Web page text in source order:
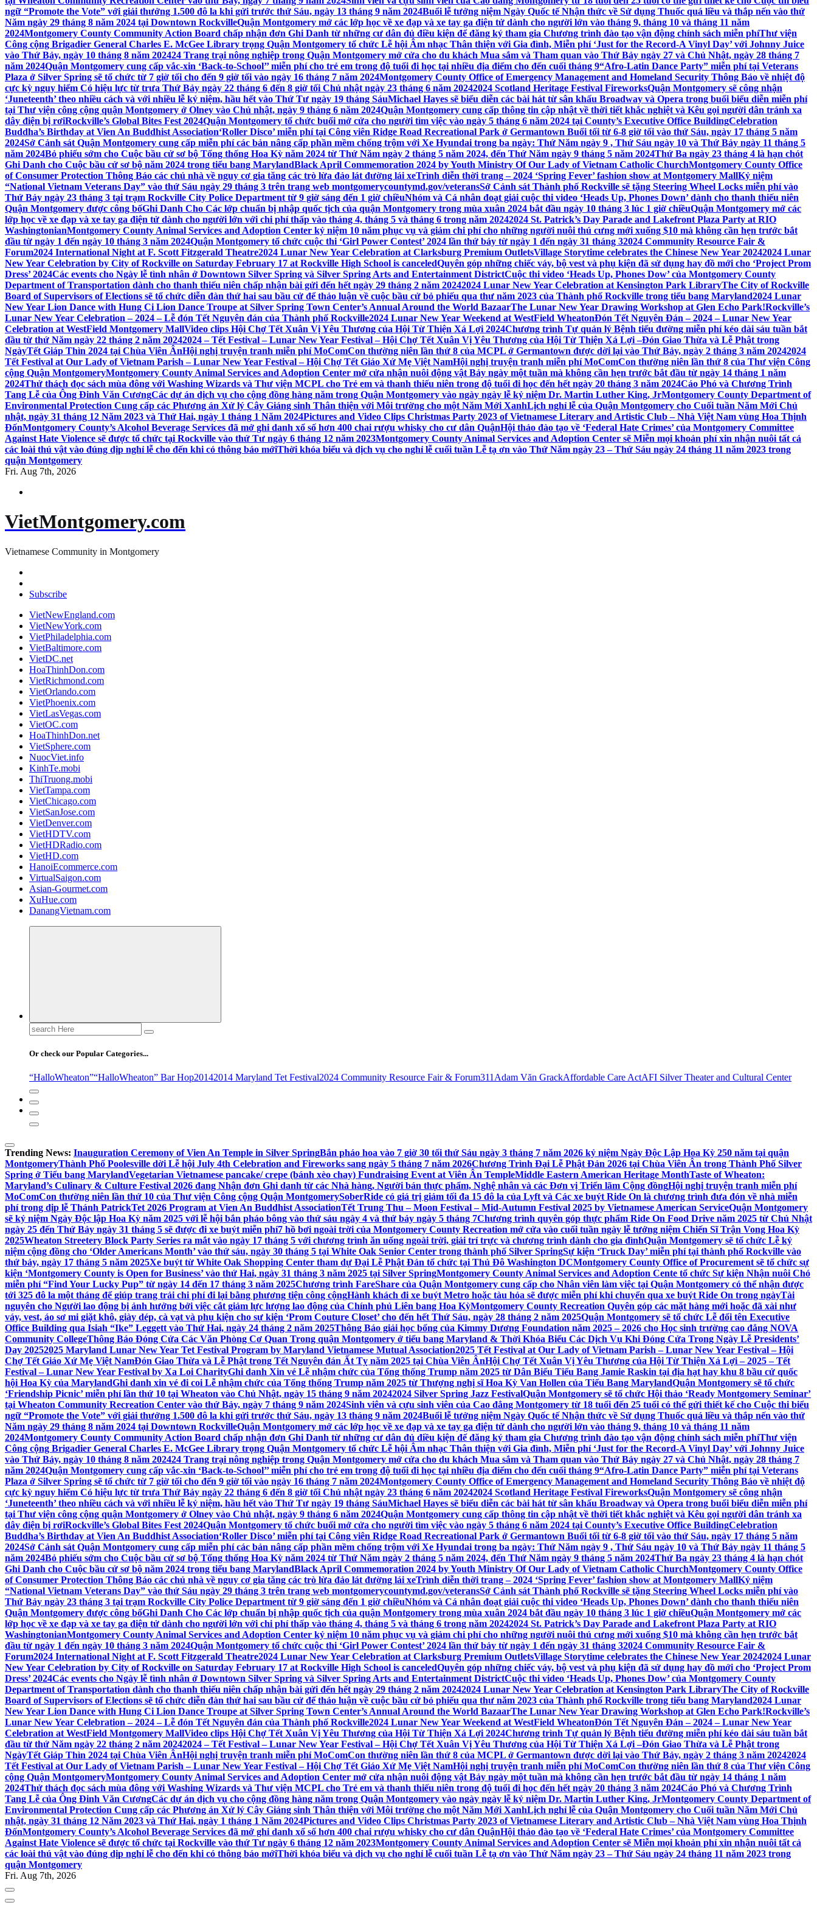
ngữ “Promote the Vote” với giải thưởng 1.500 đô la khi gửi trước thứ Sáu, ngày 13 tháng 9 năm 2024Buổi lễ tưởng niệm Ngày Quốc tế Nhận thức về Sử dụng Thuốc quá liều và thắp nến vào thứ
Năm ngày 29 tháng 8 năm 2024 tại Downtown RockvilleQuận Montgomery mở các lớp học về xe đạp và xe tay ga điện tử dành cho người lớn vào tháng 9, tháng 10 và tháng 11 năm
2024Montgomery County Community Action Board chấp nhận đơn Ghi Danh từ những cư dân đủ điều kiện để đăng ký tham gia Chương trình đào tạo vận động chính sách miễn phíThư viện
Công cộng Brigadier General Charles E. McGee Library trọng Quận Montgomery tổ chức Lễ hội Âm nhạc Thân thiện với Gia đình, Miễn phí ‘Just for the Record-A Vinyl Day’ với Johnny Juice
vào Thứ Bảy, ngày 10 tháng 8 năm 202424 Trang trại nông nghiệp trong Quận Montgomery mở cửa cho du khách Mua sắm và Tham quan vào Thứ Bảy ngày 27 và Chủ Nhật, ngày 28 tháng 7
năm 2024Quận Montgomery cung cấp vắc-xin ‘Back-to-School’’ miễn phí cho trẻ em trong độ tuổi đi học tại nhiều địa điểm cho đến cuối tháng 9“Afro-Latin Dance Party” miễn phí tại Veterans
Plaza ở Silver Spring sẽ tổ chức từ 7 giờ tối cho đến 9 giờ tối vào ngày 16 tháng 7 năm 2024Montgomery County Office of Emergency Management and Homeland Security Thông Báo về nhiệt độ
cực kỳ nguy hiểm Có hiệu lực từ trưa Thứ Bảy ngày 22 tháng 6 đến 8 giờ tối Chủ nhật ngày 23 tháng 6 năm 20242024 Scotland Heritage Festival FireworksQuận Montgomery sẽ công nhận
‘Juneteenth’ theo nhiều cách và với nhiều lễ kỷ niệm, hầu hết vào Thứ Tư ngày 19 tháng SáuMichael Hayes sẽ biểu diễn các bài hát từ sân khấu Broadway và Opera trong buổi biểu diễn miễn phí
tại Thư viện công cộng quận Montgomery ở Olney vào Chủ nhật, ngày 9 tháng 6 năm 2024Quận Montgomery cung cấp thông tin cập nhật về thời tiết khắc nghiệt và Kêu gọi người dân tránh xa
dây điện bị rơiRockville’s Global Bites Fest 2024Quận Montgomery tổ chức buổi mở cửa cho người tìm việc vào ngày 5 tháng 6 năm 2024 tại County’s Executive Office BuildingCelebration
Buddha’s Birthday at Vien An Buddhist Association‘Roller Disco’ miễn phí tại Công viên Ridge Road Recreational Park ở Germantown Buổi tối từ 6-8 giờ tối vào thứ Sáu, ngày 17 tháng 5 năm
2024Sở Cảnh sát Quận Montgomery cung cấp miễn phí các bản nâng cấp phần mềm chống trộm với Xe Hyundai trong ba ngày: Thứ Năm ngày 9 , Thứ Sáu ngày 10 và Thứ Bảy ngày 11 tháng 5
năm 2024Bỏ phiếu sớm cho Cuộc bầu cử sơ bộ Tổng thống Hoa Kỳ năm 2024 từ Thứ Năm ngày 2 tháng 5 năm 2024, đến Thứ Năm ngày 9 tháng 5 năm 2024Thứ Ba ngày 23 tháng 4 là hạn chót
Ghi Danh cho Cuộc bầu cử sơ bộ năm 2024 trong tiểu bang MarylandBlack April Commemoration 2024 by Youth Ministry Of Our Lady of Vietnam Catholic ChurchMontgomery County Office
of Consumer Protection Thông Báo các chủ nhà về nguy cơ gia tăng các trò lừa đảo lát đường lái xeTrình diễn thời trang – 2024 ‘Spring Fever’ fashion show at Montgomery MallKỷ niệm
“National Vietnam Veterans Day” vào thứ Sáu ngày 29 tháng 3 trên trang web montgomerycountymd.gov/veteransSở Cảnh sát Thành phố Rockville sẽ tặng Steering Wheel Locks miễn phí vào
Thứ Bảy ngày 23 tháng 3 tại trạm Rockville City Police Department từ 9 giờ sáng đến 1 giờ chiềuNhóm và Cá nhân đoạt giải cuộc thi video ‘Heads Up, Phones Down’ dành cho thanh thiếu niên
Quận Montgomery được công bốGhi Danh Cho Các lớp chuẩn bị nhập quốc tịch của quận Montgomery trong mùa xuân 2024 bắt đầu ngày 10 tháng 3 lúc 1 giờ chiềuQuận Montgomery mở các
lớp học về xe đạp và xe tay ga điện tử dành cho người lớn với chi phí thấp vào tháng 4, tháng 5 và tháng 6 trong năm 20242024 St. Patrick’s Day Parade and Lakefront Plaza Party at RIO
WashingtonianMontgomery County Animal Services and Adoption Center kỷ niệm 10 năm phục vụ và giảm chi phí cho những người nuôi thú cưng mới xuống $10 mà không cần hẹn trước bắt
đầu từ ngày 1 đến ngày 10 tháng 3 năm 2024Quận Montgomery tổ chức cuộc thi ‘Girl Power Contest’ 2024 lần thứ bảy từ ngày 1 đến ngày 31 tháng 32024 Community Resource Fair &
Forum2024 International Night at F. Scott Fitzgerald Theatre2024 Lunar New Year Celebration at Clarksburg Premium OutletsVillage Storytime celebrates the Chinese New Year 20242024 Lunar
New Year Celebration by City of Rockville on Saturday February 17 at Rockville High School is canceledQuyên góp những chiếc váy, bộ vest và phụ kiện đã sử dụng hay đồ mới cho ‘Project Prom
Dress’ 2024Các events cho Ngày lễ tình nhân ở Downtown Silver Spring và Silver Spring Arts and Entertainment DistrictCuộc thi video ‘Heads Up, Phones Dow’ của Montgomery County
Department of Transportation dành cho thanh thiếu niên chấp nhận bài gửi đến hết ngày 29 tháng 2 năm 20242024 Lunar New Year Celebration at Kensington Park LibraryThe City of Rockville
Board of Supervisors of Elections sẽ tổ chức diễn đàn thứ hai sau bầu cử để thảo luận về cuộc bầu cử bỏ phiếu qua thư năm 2023 của Thành phố Rockville trong tiểu bang Maryland2024 Lunar
New Year Lion Dance with Hung Ci Lion Dance Troupe at Silver Spring Town Center’s Annual Around the World BazaarThe Lunar New Year Drawing Workshop at Glen Echo Park!Rockville’s
Lunar New Year Celebration – 2024 – Lễ đón Tết Nguyên đán của Thành phố Rockville2024 Lunar New Year Weekend at WestField WheatonĐón Tết Nguyên Đán – 2024 – Lunar New Year
Celebration at WestField Montgomery MallVideo clips Hội Chợ Tết Xuân Vị Yêu Thương của Hội Từ Thiện Xá Lợi 2024Chương trình Tự quản lý Bệnh tiểu đường miễn phí kéo dài sáu tuần bắt
đầu từ thứ Năm ngày 22 tháng 2 năm 20242024 – Tết Festival – Lunar New Year Festival – Hội Chợ Tết Xuân Vị Yêu Thương của Hội Từ Thiện Xá Lợi –Đón Giao Thừa và Lễ Phật trong
NgàyTết Giáp Thìn 2024 tại Chùa Viên ÂnHội nghị truyện tranh miễn phí MoComCon thường niên lần thứ 8 của MCPL ở Germantown được dời lại vào Thứ Bảy, ngày 2 tháng 3 năm 20242024
Tết Festival at Our Lady of Vietnam Parish – Lunar New Year Festival – Hội Chợ Tết Giáo Xứ Mẹ Việt NamHội nghị truyện tranh miễn phí MoComCon thường niên lần thứ 8 của Thư viện Công
cộng Quận MontgomeryMontgomery County Animal Services and Adoption Center mở cửa nhận nuôi động vật Bảy ngày một tuần mà không cần hẹn trước bắt đầu từ ngày 14 tháng 1 năm
2024Thử thách đọc sách mùa đông với Washing Wizards và Thư viện MCPL cho Trẻ em và thanh thiếu niên trong độ tuổi đi học đến hết ngày 20 tháng 3 năm 2024Cáo Phó và Chương Trình
Tang Lễ của Ông Đinh Văn CươngCác dự án dịch vụ cho cộng đồng hàng năm trong Quận Montgomery vào ngày ngày lễ kỷ niệm Dr. Martin Luther King, JrMontgomery County Department of
Environmental Protection Cung cấp các Phương án Xử lý Cây Giáng sinh Thân thiện với Môi trường cho một Năm Mới XanhLịch nghỉ lễ của Quận Montgomery cho Cuối tuần Năm Mới Chủ
nhật, ngày 31 tháng 12 Năm 2023 và Thứ Hai, ngày 1 tháng 1 Năm 2024Pictures and Video Clips Christmas Party 2023 of Vietnamese Literary and Artistic Club – Nhà Việt Nam vùng Hoa Thịnh
ĐốnMontgomery County’s Alcohol Beverage Services đã mở ghi danh xổ số hơn 400 chai rượu whisky cho cư dân QuậnHội thảo đào tạo về ‘Federal Hate Crimes’ của Montgomery Committee
Against Hate Violence sẽ được tổ chức tại Rockville vào thứ Tư ngày 6 tháng 12 năm 2023Montgomery County Animal Services and Adoption Center sẽ Miễn mọi khoản phí xin nhận nuôi tất cả
các loài thú vật vào đúng dịp nghỉ lễ cho đến khi có thông báo mớiThời khóa biểu và dịch vụ cho nghỉ lễ cuối tuần Lễ tạ ơn vào Thứ Năm ngày 23 – Thứ Sáu ngày 24 tháng 11 năm 2023 trong
quận Montgomery
Fri. Aug 7th, 2026
VietMontgomery.com
Vietnamese Community in Montgomery
Subscribe
VietNewEngland.com
VietNewYork.com
VietPhiladelphia.com
VietBaltimore.com
VietDC.net
HoaThinhDon.com
VietRichmond.com
VietOrlando.com
VietPhoenix.com
VietLasVegas.com
VietOC.com
HoaThinhDon.net
VietSphere.com
NuocViet.info
KinhTe.mobi
ThiTruong.mobi
VietTampa.com
VietChicago.com
VietSanJose.com
VietDenver.com
VietHDTV.com
VietHDRadio.com
VietHD.com
HanoiEcommerce.com
VirtualSaigon.com
Asian-Gourmet.com
XuHue.com
DanangVietnam.com
Search
for:
Or check our Popular Categories...
“HalloWheaton”“HalloWheaton” Bar Hop20142014 Maryland Tet Festival2024 Community Resource Fair & Forum311 Adam Văn GrackAffordable Care ActAFI Silver Theater and Cultural Center
Trending News: Inauguration Ceremony of Vien An Temple in Silver SpringBắn pháo hoa vào 7 giờ 30 tối thứ Sáu ngày 3 tháng 7 năm 2026 kỷ niệm Ngày Độc Lập Hoa Kỳ 250 năm tại quận
MontgomeryThành Phố Poolesville dời Lễ hội July 4th Celebration and Fireworks sang ngày 5 tháng 7 năm 2026Chương Trình Đại Lễ Phật Đản 2026 tại Chùa Viên Ân trong Thành Phố Silver
Spring ở Tiểu bang MarylandVegetarian Vietnamese pancake/ crepe (bánh xèo chay) Fundraising Event at Viên Ân TempleMiddle Eastern American Heritage MonthTaste of Wheaton:
Maryland’s Culinary & Culture Festival 2026 đang Nhận đơn Ghi danh từ các Nhà hàng, Người bán thực phẩm, Nghệ nhân và các Đơn vị Triển lãm Cộng đồngHội nghị truyện tranh miễn phí
MoComCon thường niên lần thứ 10 của Thư viện Công cộng Quận MontgomerySoberRide có giá trị giảm tối đa 15 đô la của Lyft và Các xe buýt Ride On là chương trình đưa đón về nhà miễn
phí trong dịp lễ Thánh PatrickTet 2026 Program at Vien An Buddhist AssociationTết Trung Thu – Moon Festival – Mid-Autumn Festival 2025 by Vietnamese American ServiceQuận Montgomery
sẽ kỷ niệm Ngày Độc lập Hoa Kỳ năm 2025 với lễ hội bắn pháo bông vào thứ sáu ngày 4 và thứ bảy ngày 5 tháng 7Chương trình quyên góp thực phẩm Ride On Food Drive năm 2025 từ Chủ Nhật
ngày 25 đến Thứ Bảy ngày 31 tháng 5 sẽ được đi xe buýt miễn phí7 hồ bơi ngoài trời của Montgomery County Recreation mở cửa vào cuối tuần ngày lễ tưởng niệm Chiến Sĩ Trận Vong Hoa Kỳ
2025Wheaton Streetery Block Party Series ra mắt vào ngày 17 tháng 5 với chương trình ăn uống ngoài trời, giải trí trực và chương trình dành cho gia đìnhQuận Montgomery sẽ tổ chức Lễ kỷ
niệm cộng đồng cho ‘Older Americans Month’ vào thứ sáu, ngày 30 tháng 5 tại White Oak Senior Center trong thành phố Silver SpringSự kiện ‘Truck Day’ miễn phí tại thành phố Rockville vào
thứ bảy, ngày 17 tháng 5 năm 2025Xe buýt từ White Oak Shopping Center tham dự Đại Lễ Phật Đản tổ chức tại Thủ Đô Washington DCMontgomery County Office of Procurement sẽ tổ chức sự
kiện ‘Montgomery County is Open for Business’ vào thứ Hai, ngày 31 tháng 3 năm 2025 tại Silver SpringMontgomery County Animal Services and Adoption Cente tổ chức Sự kiện Nhận nuôi Chó
miễn phí “Find Your Lucky Pup” từ ngày 14 đến 17 tháng 3 năm 2025Chương trình FareShare của Quận Montgomery cung cấp cho Nhân viên làm việc tại Quận Montgomery có thể nhận được
tới 325 đô la một tháng để giúp trang trải chi phí đi lại bằng phương tiện công cộngHành khách đi xe buýt Metro hoặc tàu hỏa sẽ được miễn phí khi chuyển qua xe buýt Ride On trong ngàyTài
nguyên cho Người lao động bị ảnh hưởng bởi việc cắt giảm lực lượng lao động của Chính phủ Liên bang Hoa KỳMontgomery County Recreation Quyên góp các mặt hàng mới hoặc đã xài như
váy, vest, áo sơ mi giặt khô, giày dép, cà vạt và phụ kiện cho sự kiện ‘Prom Couture Closet’ cho đến hết Thứ Sáu, ngày 28 tháng 2 năm 2025Quận Montgomery sẽ tổ chức Lễ đổi tên Executive
Office Building qua Isiah “Ike” Leggett vào Thứ Hai, ngày 24 tháng 2 năm 2025Thông Báo giải học bổng của Kimmy Dương Foundation năm 2025 – 2026 cho Học sinh trường cao đẳng NOVA
Community CollegeThông Báo Đóng Cửa Các Văn Phòng Cơ Quan Trong quận Montgomery ở tiểu bang Maryland & Thời Khóa Biểu Các Dịch Vụ Khi Đóng Cửa Trong Ngày Lễ Presidents’
Day 20252025 Maryland Lunar New Year Tet Festival Program by Maryland Vietnamese Mutual Association2025 Tết Festival at Our Lady of Vietnam Parish – Lunar New Year Festival – Hội
Chợ Tết Giáo Xứ Mẹ Việt NamĐón Giao Thừa và Lễ Phật trong Tết Nguyên đán Ất Tỵ năm 2025 tại Chùa Viên ÂnHội Chợ Tết Xuân Vị Yêu Thương của Hội Từ Thiện Xá Lợi – 2025 – Tết
Festival – Lunar New Year Festival by Xa Loi CharityGhi danh Xin vé Lễ nhậm chức của Tổng thống Trump năm 2025 từ Dân Biểu Tiểu Bang Jamie Raskin tại địa hạt hay khu 8 bầu cử quốc
hội Hoa Kỳ của MarylandGhi danh xin vé đi coi Lễ nhậm chức của Tổng thống Trump năm 2025 từ Thượng nghị sĩ Hoa Kỳ Van Hollen của Tiểu Bang MarylandQuận Montgomery sẽ tổ chức
‘Friendship Picnic’ miễn phí lần thứ 10 tại Wheaton vào Chủ Nhật, ngày 15 tháng 9 năm 20242024 Silver Spring Jazz FestivalQuận Montgomery sẽ tổ chức Hội thảo ‘Ready Montgomery Seminar’
tại Wheaton Community Recreation Center vào thứ Bảy, ngày 7 tháng 9 năm 2024Sinh viên và cựu sinh viên của Cao đẳng Montgomery từ 18 tuổi đến 25 tuổi có thể gửi thiết kế cho Cuộc thi biểu
ngữ “Promote the Vote” với giải thưởng 1.500 đô la khi gửi trước thứ Sáu, ngày 13 tháng 9 năm 2024Buổi lễ tưởng niệm Ngày Quốc tế Nhận thức về Sử dụng Thuốc quá liều và thắp nến vào thứ
Năm ngày 29 tháng 8 năm 2024 tại Downtown RockvilleQuận Montgomery mở các lớp học về xe đạp và xe tay ga điện tử dành cho người lớn vào tháng 9, tháng 10 và tháng 11 năm
2024Montgomery County Community Action Board chấp nhận đơn Ghi Danh từ những cư dân đủ điều kiện để đăng ký tham gia Chương trình đào tạo vận động chính sách miễn phíThư viện
Công cộng Brigadier General Charles E. McGee Library trọng Quận Montgomery tổ chức Lễ hội Âm nhạc Thân thiện với Gia đình, Miễn phí ‘Just for the Record-A Vinyl Day’ với Johnny Juice
vào Thứ Bảy, ngày 10 tháng 8 năm 202424 Trang trại nông nghiệp trong Quận Montgomery mở cửa cho du khách Mua sắm và Tham quan vào Thứ Bảy ngày 27 và Chủ Nhật, ngày 28 tháng 7
năm 2024Quận Montgomery cung cấp vắc-xin ‘Back-to-School’’ miễn phí cho trẻ em trong độ tuổi đi học tại nhiều địa điểm cho đến cuối tháng 9“Afro-Latin Dance Party” miễn phí tại Veterans
Plaza ở Silver Spring sẽ tổ chức từ 7 giờ tối cho đến 9 giờ tối vào ngày 16 tháng 7 năm 2024Montgomery County Office of Emergency Management and Homeland Security Thông Báo về nhiệt độ
cực kỳ nguy hiểm Có hiệu lực từ trưa Thứ Bảy ngày 22 tháng 6 đến 8 giờ tối Chủ nhật ngày 23 tháng 6 năm 20242024 Scotland Heritage Festival FireworksQuận Montgomery sẽ công nhận
‘Juneteenth’ theo nhiều cách và với nhiều lễ kỷ niệm, hầu hết vào Thứ Tư ngày 19 tháng SáuMichael Hayes sẽ biểu diễn các bài hát từ sân khấu Broadway và Opera trong buổi biểu diễn miễn phí
tại Thư viện công cộng quận Montgomery ở Olney vào Chủ nhật, ngày 9 tháng 6 năm 2024Quận Montgomery cung cấp thông tin cập nhật về thời tiết khắc nghiệt và Kêu gọi người dân tránh xa
dây điện bị rơiRockville’s Global Bites Fest 2024Quận Montgomery tổ chức buổi mở cửa cho người tìm việc vào ngày 5 tháng 6 năm 2024 tại County’s Executive Office BuildingCelebration
Buddha’s Birthday at Vien An Buddhist Association‘Roller Disco’ miễn phí tại Công viên Ridge Road Recreational Park ở Germantown Buổi tối từ 6-8 giờ tối vào thứ Sáu, ngày 17 tháng 5 năm
2024Sở Cảnh sát Quận Montgomery cung cấp miễn phí các bản nâng cấp phần mềm chống trộm với Xe Hyundai trong ba ngày: Thứ Năm ngày 9 , Thứ Sáu ngày 10 và Thứ Bảy ngày 11 tháng 5
năm 2024Bỏ phiếu sớm cho Cuộc bầu cử sơ bộ Tổng thống Hoa Kỳ năm 2024 từ Thứ Năm ngày 2 tháng 5 năm 2024, đến Thứ Năm ngày 9 tháng 5 năm 2024Thứ Ba ngày 23 tháng 4 là hạn chót
Ghi Danh cho Cuộc bầu cử sơ bộ năm 2024 trong tiểu bang MarylandBlack April Commemoration 2024 by Youth Ministry Of Our Lady of Vietnam Catholic ChurchMontgomery County Office
of Consumer Protection Thông Báo các chủ nhà về nguy cơ gia tăng các trò lừa đảo lát đường lái xeTrình diễn thời trang – 2024 ‘Spring Fever’ fashion show at Montgomery MallKỷ niệm
“National Vietnam Veterans Day” vào thứ Sáu ngày 29 tháng 3 trên trang web montgomerycountymd.gov/veteransSở Cảnh sát Thành phố Rockville sẽ tặng Steering Wheel Locks miễn phí vào
Thứ Bảy ngày 23 tháng 3 tại trạm Rockville City Police Department từ 9 giờ sáng đến 1 giờ chiềuNhóm và Cá nhân đoạt giải cuộc thi video ‘Heads Up, Phones Down’ dành cho thanh thiếu niên
Quận Montgomery được công bốGhi Danh Cho Các lớp chuẩn bị nhập quốc tịch của quận Montgomery trong mùa xuân 2024 bắt đầu ngày 10 tháng 3 lúc 1 giờ chiềuQuận Montgomery mở các
lớp học về xe đạp và xe tay ga điện tử dành cho người lớn với chi phí thấp vào tháng 4, tháng 5 và tháng 6 trong năm 20242024 St. Patrick’s Day Parade and Lakefront Plaza Party at RIO
WashingtonianMontgomery County Animal Services and Adoption Center kỷ niệm 10 năm phục vụ và giảm chi phí cho những người nuôi thú cưng mới xuống $10 mà không cần hẹn trước bắt
đầu từ ngày 1 đến ngày 10 tháng 3 năm 2024Quận Montgomery tổ chức cuộc thi ‘Girl Power Contest’ 2024 lần thứ bảy từ ngày 1 đến ngày 31 tháng 32024 Community Resource Fair &
Forum2024 International Night at F. Scott Fitzgerald Theatre2024 Lunar New Year Celebration at Clarksburg Premium OutletsVillage Storytime celebrates the Chinese New Year 20242024 Lunar
New Year Celebration by City of Rockville on Saturday February 17 at Rockville High School is canceledQuyên góp những chiếc váy, bộ vest và phụ kiện đã sử dụng hay đồ mới cho ‘Project Prom
Dress’ 2024Các events cho Ngày lễ tình nhân ở Downtown Silver Spring và Silver Spring Arts and Entertainment DistrictCuộc thi video ‘Heads Up, Phones Dow’ của Montgomery County
Department of Transportation dành cho thanh thiếu niên chấp nhận bài gửi đến hết ngày 29 tháng 2 năm 20242024 Lunar New Year Celebration at Kensington Park LibraryThe City of Rockville
Board of Supervisors of Elections sẽ tổ chức diễn đàn thứ hai sau bầu cử để thảo luận về cuộc bầu cử bỏ phiếu qua thư năm 2023 của Thành phố Rockville trong tiểu bang Maryland2024 Lunar
New Year Lion Dance with Hung Ci Lion Dance Troupe at Silver Spring Town Center’s Annual Around the World BazaarThe Lunar New Year Drawing Workshop at Glen Echo Park!Rockville’s
Lunar New Year Celebration – 2024 – Lễ đón Tết Nguyên đán của Thành phố Rockville2024 Lunar New Year Weekend at WestField WheatonĐón Tết Nguyên Đán – 2024 – Lunar New Year
Celebration at WestField Montgomery MallVideo clips Hội Chợ Tết Xuân Vị Yêu Thương của Hội Từ Thiện Xá Lợi 2024Chương trình Tự quản lý Bệnh tiểu đường miễn phí kéo dài sáu tuần bắt
đầu từ thứ Năm ngày 22 tháng 2 năm 20242024 – Tết Festival – Lunar New Year Festival – Hội Chợ Tết Xuân Vị Yêu Thương của Hội Từ Thiện Xá Lợi –Đón Giao Thừa và Lễ Phật trong
NgàyTết Giáp Thìn 2024 tại Chùa Viên ÂnHội nghị truyện tranh miễn phí MoComCon thường niên lần thứ 8 của MCPL ở Germantown được dời lại vào Thứ Bảy, ngày 2 tháng 3 năm 20242024
Tết Festival at Our Lady of Vietnam Parish – Lunar New Year Festival – Hội Chợ Tết Giáo Xứ Mẹ Việt NamHội nghị truyện tranh miễn phí MoComCon thường niên lần thứ 8 của Thư viện Công
cộng Quận MontgomeryMontgomery County Animal Services and Adoption Center mở cửa nhận nuôi động vật Bảy ngày một tuần mà không cần hẹn trước bắt đầu từ ngày 14 tháng 1 năm
2024Thử thách đọc sách mùa đông với Washing Wizards và Thư viện MCPL cho Trẻ em và thanh thiếu niên trong độ tuổi đi học đến hết ngày 20 tháng 3 năm 2024Cáo Phó và Chương Trình
Tang Lễ của Ông Đinh Văn CươngCác dự án dịch vụ cho cộng đồng hàng năm trong Quận Montgomery vào ngày ngày lễ kỷ niệm Dr. Martin Luther King, JrMontgomery County Department of
Environmental Protection Cung cấp các Phương án Xử lý Cây Giáng sinh Thân thiện với Môi trường cho một Năm Mới XanhLịch nghỉ lễ của Quận Montgomery cho Cuối tuần Năm Mới Chủ
nhật, ngày 31 tháng 12 Năm 2023 và Thứ Hai, ngày 1 tháng 1 Năm 2024Pictures and Video Clips Christmas Party 2023 of Vietnamese Literary and Artistic Club – Nhà Việt Nam vùng Hoa Thịnh
ĐốnMontgomery County’s Alcohol Beverage Services đã mở ghi danh xổ số hơn 400 chai rượu whisky cho cư dân QuậnHội thảo đào tạo về ‘Federal Hate Crimes’ của Montgomery Committee
Against Hate Violence sẽ được tổ chức tại Rockville vào thứ Tư ngày 6 tháng 12 năm 2023Montgomery County Animal Services and Adoption Center sẽ Miễn mọi khoản phí xin nhận nuôi tất cả
các loài thú vật vào đúng dịp nghỉ lễ cho đến khi có thông báo mớiThời khóa biểu và dịch vụ cho nghỉ lễ cuối tuần Lễ tạ ơn vào Thứ Năm ngày 23 – Thứ Sáu ngày 24 tháng 11 năm 2023 trong
quận Montgomery
Fri. Aug 7th, 2026